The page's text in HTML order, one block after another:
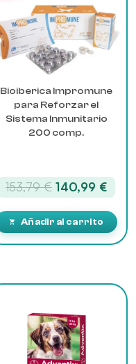
Bioiberica Impromune
para Reforzar el
Sistema Inmunitario
200 comp.
153,79€ El
precio
original
era:
153,79 €.
140,99 €El
es:
Añadir al carrito